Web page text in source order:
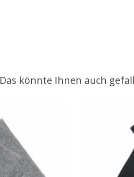
Das könnte Ihnen auch